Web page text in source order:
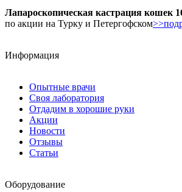
Лапароскопическая кастрация кошек
по акции на Турку и Петергофском
Информация
Опытные врачи
Своя лаборатория
Отдадим в хорошие руки
Акции
Новости
Отзывы
Статьи
Оборудование